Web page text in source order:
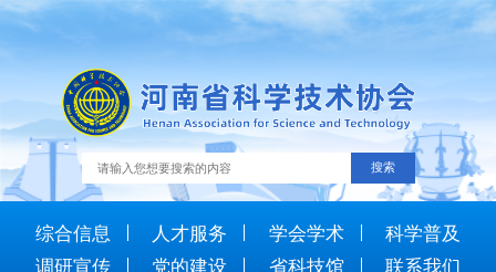
综合信息 人才服务 学会学术
科学普及
调研宣传
党的建设 省科技馆 联系我们